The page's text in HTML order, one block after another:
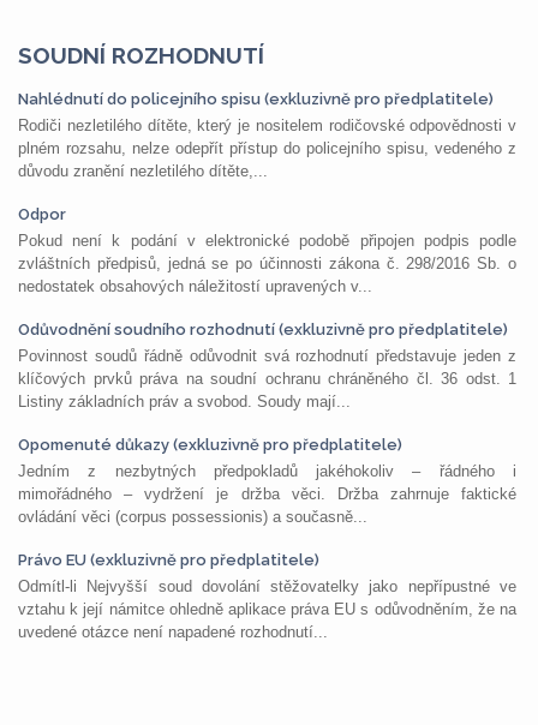
SOUDNÍ ROZHODNUTÍ
Nahlédnutí do policejního spisu (exkluzivně pro předplatitele)
Rodiči nezletilého dítěte, který je nositelem rodičovské odpovědnosti v
plném rozsahu, nelze odepřít přístup do policejního spisu, vedeného z
důvodu zranění nezletilého dítěte,...
Odpor
Pokud není k podání v elektronické podobě připojen podpis podle
zvláštních předpisů, jedná se po účinnosti zákona č. 298/2016 Sb. o
nedostatek obsahových náležitostí upravených v...
Odůvodnění soudního rozhodnutí (exkluzivně pro předplatitele)
Povinnost soudů řádně odůvodnit svá rozhodnutí představuje jeden z
klíčových prvků práva na soudní ochranu chráněného čl. 36 odst. 1
Listiny základních práv a svobod. Soudy mají...
Opomenuté důkazy (exkluzivně pro předplatitele)
Jedním z nezbytných předpokladů jakéhokoliv – řádného i
mimořádného – vydržení je držba věci. Držba zahrnuje faktické
ovládání věci (corpus possessionis) a současně...
Právo EU (exkluzivně pro předplatitele)
Odmítl-li Nejvyšší soud dovolání stěžovatelky jako nepřípustné ve
vztahu k její námitce ohledně aplikace práva EU s odůvodněním, že na
uvedené otázce není napadené rozhodnutí...